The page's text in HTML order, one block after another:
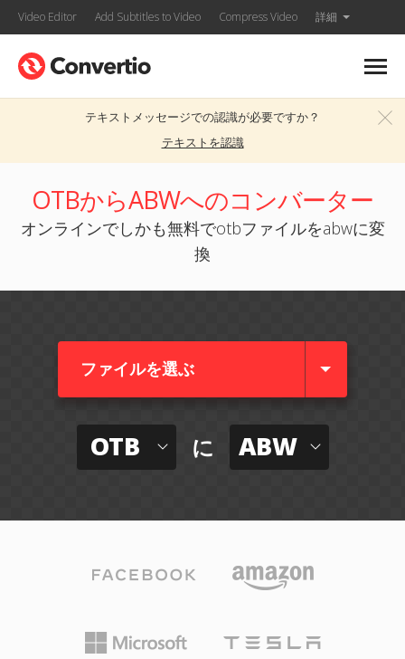
Video Editor Add Subtitles to Video Compress Video 詳細
テキストメッセージでの認識が必要ですか？
テキストを認識
OTBからABWへのコンバーター
オンラインでしかも無料でotbファイルをabwに変
換
ファイルを選ぶ
OTB に ABW